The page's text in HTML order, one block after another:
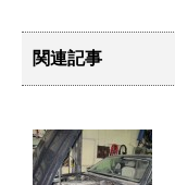
関連記事